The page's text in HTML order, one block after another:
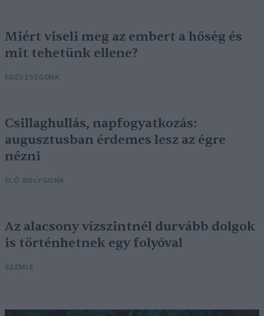
Miért viseli meg az embert a hőség és
mit tehetünk ellene?
EGÉSZSÉGÜNK
Csillaghullás, napfogyatkozás:
augusztusban érdemes lesz az égre
nézni
ÉLŐ BOLYGÓNK
Az alacsony vízszintnél durvább dolgok
is történhetnek egy folyóval
SZEMLE